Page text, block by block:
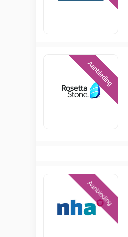
Aanbieding
Aanbieding